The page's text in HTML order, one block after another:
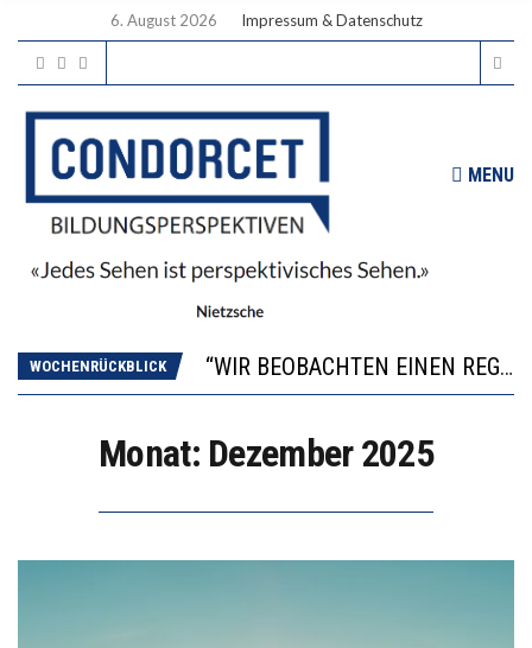
6. August 2026 Impressum & Datenschutz
MENU
WOCHENRÜCKBLICK
DIE VERSTÄRKTE HARMONISIERUNG IM SCHULWESEN VERRINGERT DAS INNOVATIONSPOTENZIAL
2’529 UNTERSCHRIFTEN FÜR «KEINE DIGITALEN GERÄTE IN DEN ERSTEN VIER PRIMARSCHULJAHREN» EINGEREICHT
Monat: Dezember 2025